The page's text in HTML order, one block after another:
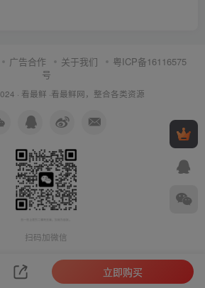
广告合作 关于我们
粤ICP备16116575
号
· 看最鲜 ·看最鲜网，整合各类资源
扫码加微信
立即购买